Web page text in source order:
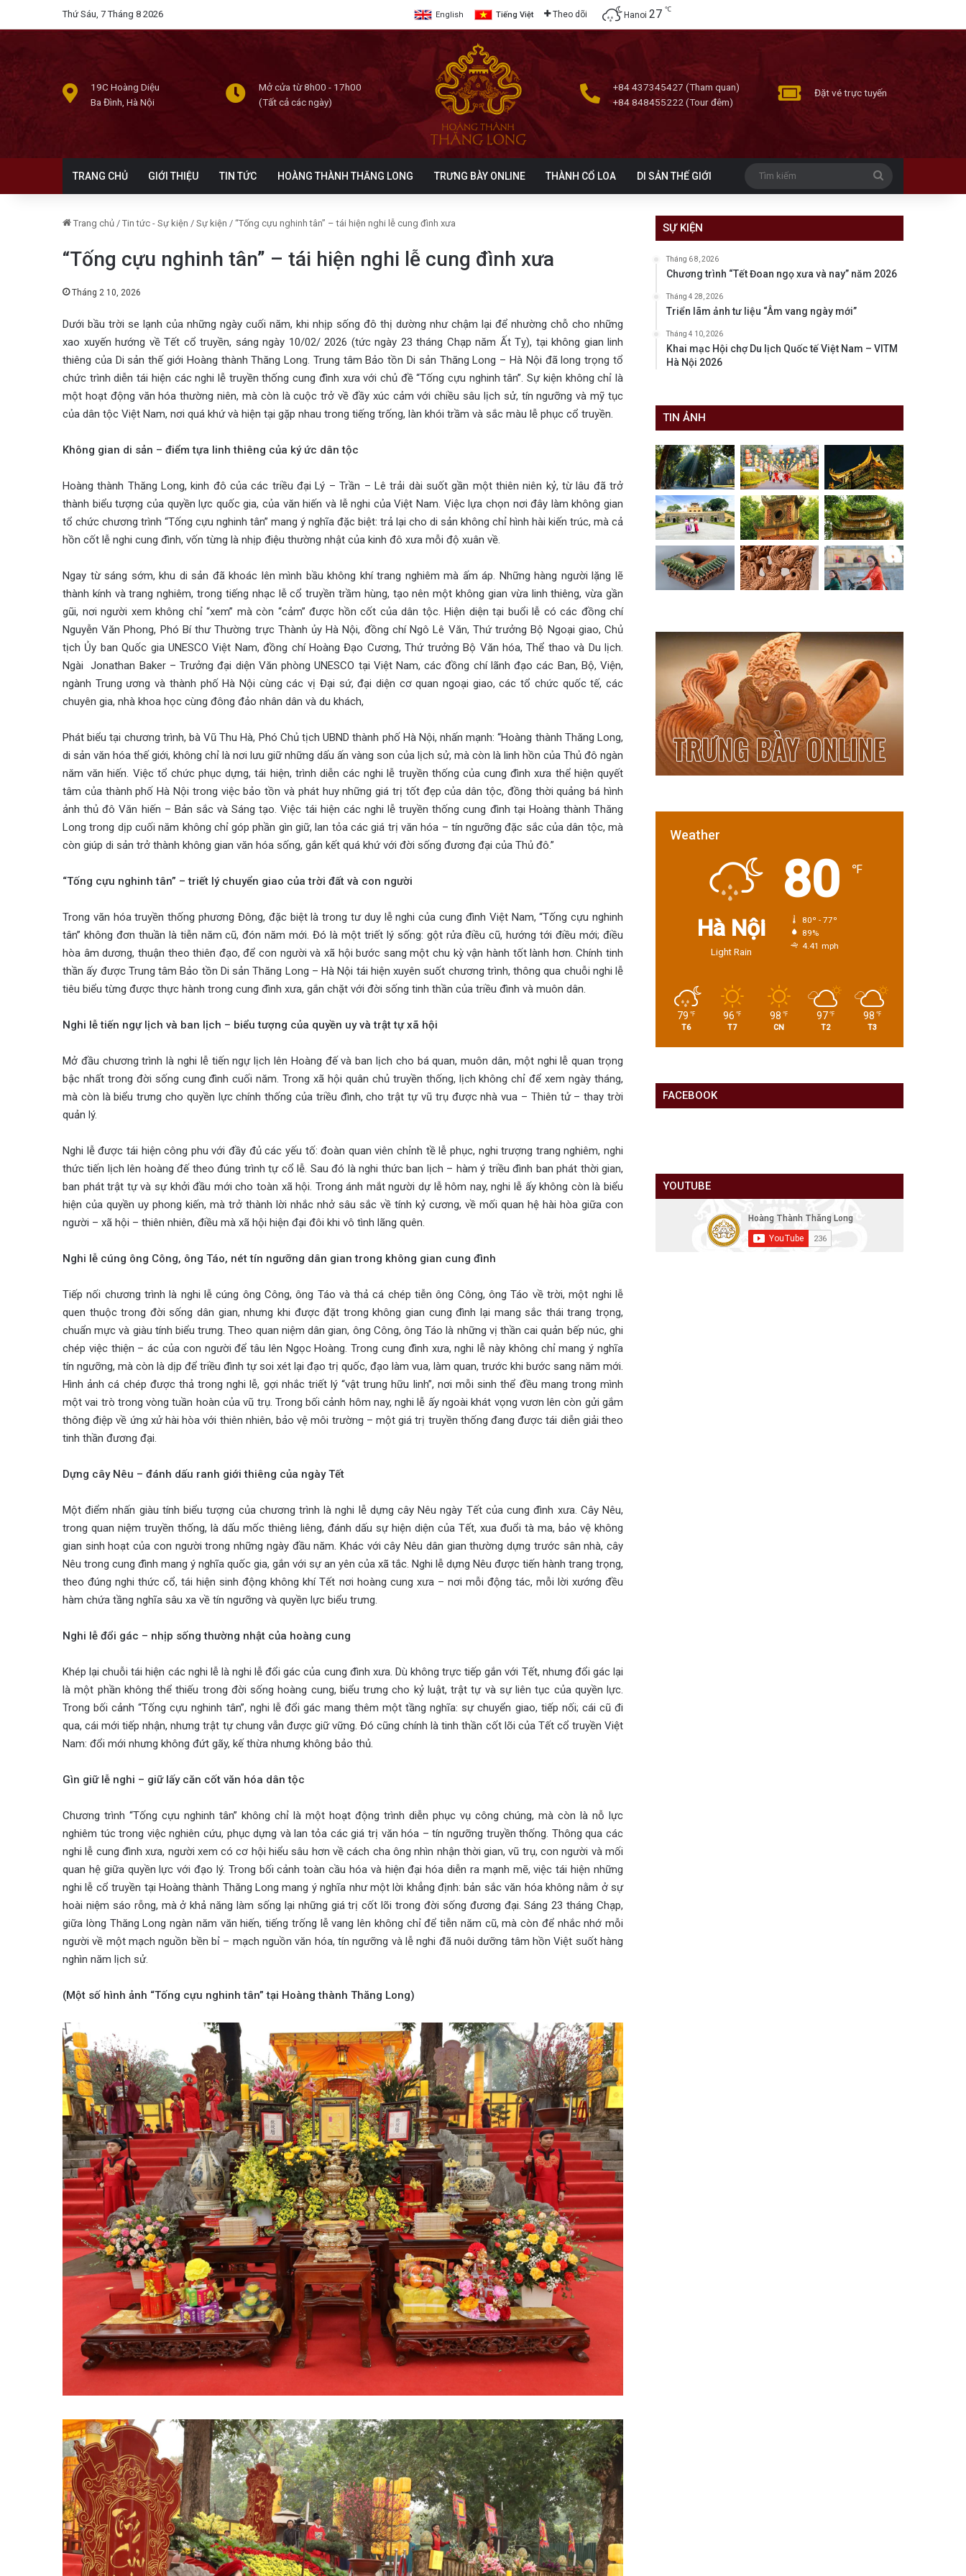
Thứ Sáu, 7 Tháng 8 2026 English Tiếng Việt Theo dõi Hanoi 27 ℃
19C Hoàng Diệu
Ba Đình, Hà Nội
Mở cửa từ 8h00 - 17h00
(Tất cả các ngày)
+84 437345427 (Tham quan)
+84 848455222 (Tour đêm)
Đặt vé trực tuyến
TRANG CHỦ GIỚI THIỆU TIN TỨC HOÀNG THÀNH THĂNG LONG TRƯNG BÀY ONLINE THÀNH CỔ LOA DI SẢN THẾ GIỚI
Trang chủ / Tin tức - Sự kiện / Sự kiện / “Tống cựu nghinh tân” – tái hiện nghi lễ cung đình xưa
“Tống cựu nghinh tân” – tái hiện nghi lễ cung đình xưa
Tháng 2 10, 2026
Dưới bầu trời se lạnh của những ngày cuối năm, khi nhịp sống đô thị dường như chậm lại để nhường chỗ cho những
xao xuyến hướng về Tết cổ truyền, sáng ngày 10/02/ 2026 (tức ngày 23 tháng Chạp năm Ất Tỵ), tại không gian linh
thiêng của Di sản thế giới Hoàng thành Thăng Long. Trung tâm Bảo tồn Di sản Thăng Long – Hà Nội đã long trọng tổ
chức trình diễn tái hiện các nghi lễ truyền thống cung đình xưa với chủ đề “Tống cựu nghinh tân”. Sự kiện không chỉ là
một hoạt động văn hóa thường niên, mà còn là cuộc trở về đầy xúc cảm với chiều sâu lịch sử, tín ngưỡng và mỹ tục
của dân tộc Việt Nam, nơi quá khứ và hiện tại gặp nhau trong tiếng trống, làn khói trầm và sắc màu lễ phục cổ truyền.
Không gian di sản – điểm tựa linh thiêng của ký ức dân tộc
Hoàng thành Thăng Long, kinh đô của các triều đại Lý – Trần – Lê trải dài suốt gần một thiên niên kỷ, từ lâu đã trở
thành biểu tượng của quyền lực quốc gia, của văn hiến và lễ nghi của Việt Nam. Việc lựa chọn nơi đây làm không gian
tổ chức chương trình “Tống cựu nghinh tân” mang ý nghĩa đặc biệt: trả lại cho di sản không chỉ hình hài kiến trúc, mà cả
hồn cốt lễ nghi cung đình, vốn từng là nhịp điệu thường nhật của kinh đô xưa mỗi độ xuân về.
Ngay từ sáng sớm, khu di sản đã khoác lên mình bầu không khí trang nghiêm mà ấm áp. Những hàng người lặng lẽ
thành kính và trang nghiêm, trong tiếng nhạc lễ cổ truyền trầm hùng, tạo nên một không gian vừa linh thiêng, vừa gần
gũi, nơi người xem không chỉ “xem” mà còn “cảm” được hồn cốt của dân tộc. Hiện diện tại buổi lễ có các đồng chí
Nguyễn Văn Phong, Phó Bí thư Thường trực Thành ủy Hà Nội, đồng chí Ngô Lê Văn, Thứ trưởng Bộ Ngoại giao, Chủ
tịch Ủy ban Quốc gia UNESCO Việt Nam, đồng chí Hoàng Đạo Cương, Thứ trưởng Bộ Văn hóa, Thể thao và Du lịch.
Ngài Jonathan Baker – Trưởng đại diện Văn phòng UNESCO tại Việt Nam, các đồng chí lãnh đạo các Ban, Bộ, Viện,
ngành Trung ương và thành phố Hà Nội cùng các vị Đại sứ, đại diện cơ quan ngoại giao, các tổ chức quốc tế, các
chuyên gia, nhà khoa học cùng đông đảo nhân dân và du khách,
Phát biểu tại chương trình, bà Vũ Thu Hà, Phó Chủ tịch UBND thành phố Hà Nội, nhấn mạnh: “Hoàng thành Thăng Long,
di sản văn hóa thế giới, không chỉ là nơi lưu giữ những dấu ấn vàng son của lịch sử, mà còn là linh hồn của Thủ đô ngàn
năm văn hiến. Việc tổ chức phục dựng, tái hiện, trình diễn các nghi lễ truyền thống của cung đình xưa thể hiện quyết
tâm của thành phố Hà Nội trong việc bảo tồn và phát huy những giá trị tốt đẹp của dân tộc, đồng thời quảng bá hình
ảnh thủ đô Văn hiến – Bản sắc và Sáng tạo. Việc tái hiện các nghi lễ truyền thống cung đình tại Hoàng thành Thăng
Long trong dịp cuối năm không chỉ góp phần gìn giữ, lan tỏa các giá trị văn hóa – tín ngưỡng đặc sắc của dân tộc, mà
còn giúp di sản trở thành không gian văn hóa sống, gắn kết quá khứ với đời sống đương đại của Thủ đô.”
“Tống cựu nghinh tân” – triết lý chuyển giao của trời đất và con người
Trong văn hóa truyền thống phương Đông, đặc biệt là trong tư duy lễ nghi của cung đình Việt Nam, “Tống cựu nghinh
tân” không đơn thuần là tiễn năm cũ, đón năm mới. Đó là một triết lý sống: gột rửa điều cũ, hướng tới điều mới; điều
hòa âm dương, thuận theo thiên đạo, để con người và xã hội bước sang một chu kỳ vận hành tốt lành hơn. Chính tinh
thần ấy được Trung tâm Bảo tồn Di sản Thăng Long – Hà Nội tái hiện xuyên suốt chương trình, thông qua chuỗi nghi lễ
tiêu biểu từng được thực hành trong cung đình xưa, gắn chặt với đời sống tinh thần của triều đình và muôn dân.
Nghi lễ tiến ngự lịch và ban lịch – biểu tượng của quyền uy và trật tự xã hội
Mở đầu chương trình là nghi lễ tiến ngự lịch lên Hoàng đế và ban lịch cho bá quan, muôn dân, một nghi lễ quan trọng
bậc nhất trong đời sống cung đình cuối năm. Trong xã hội quân chủ truyền thống, lịch không chỉ để xem ngày tháng,
mà còn là biểu trưng cho quyền lực chính thống của triều đình, cho trật tự vũ trụ được nhà vua – Thiên tử – thay trời
quản lý.
Nghi lễ được tái hiện công phu với đầy đủ các yếu tố: đoàn quan viên chỉnh tề lễ phục, nghi trượng trang nghiêm, nghi
thức tiến lịch lên hoàng đế theo đúng trình tự cổ lễ. Sau đó là nghi thức ban lịch – hàm ý triều đình ban phát thời gian,
ban phát trật tự và sự khởi đầu mới cho toàn xã hội. Trong ánh mắt người dự lễ hôm nay, nghi lễ ấy không còn là biểu
hiện của quyền uy phong kiến, mà trở thành lời nhắc nhở sâu sắc về tính kỷ cương, về mối quan hệ hài hòa giữa con
người – xã hội – thiên nhiên, điều mà xã hội hiện đại đôi khi vô tình lãng quên.
Nghi lễ cúng ông Công, ông Táo, nét tín ngưỡng dân gian trong không gian cung đình
Tiếp nối chương trình là nghi lễ cúng ông Công, ông Táo và thả cá chép tiễn ông Công, ông Táo về trời, một nghi lễ
quen thuộc trong đời sống dân gian, nhưng khi được đặt trong không gian cung đình lại mang sắc thái trang trọng,
chuẩn mực và giàu tính biểu trưng. Theo quan niệm dân gian, ông Công, ông Táo là những vị thần cai quản bếp núc, ghi
chép việc thiện – ác của con người để tâu lên Ngọc Hoàng. Trong cung đình xưa, nghi lễ này không chỉ mang ý nghĩa
tín ngưỡng, mà còn là dịp để triều đình tự soi xét lại đạo trị quốc, đạo làm vua, làm quan, trước khi bước sang năm mới.
Hình ảnh cá chép được thả trong nghi lễ, gợi nhắc triết lý “vật trung hữu linh”, nơi mỗi sinh thể đều mang trong mình
một vai trò trong vòng tuần hoàn của vũ trụ. Trong bối cảnh hôm nay, nghi lễ ấy ngoài khát vọng vươn lên còn gửi gắm
thông điệp về ứng xử hài hòa với thiên nhiên, bảo vệ môi trường – một giá trị truyền thống đang được tái diễn giải theo
tinh thần đương đại.
Dựng cây Nêu – đánh dấu ranh giới thiêng của ngày Tết
Một điểm nhấn giàu tính biểu tượng của chương trình là nghi lễ dựng cây Nêu ngày Tết của cung đình xưa. Cây Nêu,
trong quan niệm truyền thống, là dấu mốc thiêng liêng, đánh dấu sự hiện diện của Tết, xua đuổi tà ma, bảo vệ không
gian sinh hoạt của con người trong những ngày đầu năm. Khác với cây Nêu dân gian thường dựng trước sân nhà, cây
Nêu trong cung đình mang ý nghĩa quốc gia, gắn với sự an yên của xã tắc. Nghi lễ dựng Nêu được tiến hành trang trọng,
theo đúng nghi thức cổ, tái hiện sinh động không khí Tết nơi hoàng cung xưa – nơi mỗi động tác, mỗi lời xướng đều
hàm chứa tầng nghĩa sâu xa về tín ngưỡng và quyền lực biểu trưng.
Nghi lễ đổi gác – nhịp sống thường nhật của hoàng cung
Khép lại chuỗi tái hiện các nghi lễ là nghi lễ đổi gác của cung đình xưa. Dù không trực tiếp gắn với Tết, nhưng đổi gác lại
là một phần không thể thiếu trong đời sống hoàng cung, biểu trưng cho kỷ luật, trật tự và sự liên tục của quyền lực.
Trong bối cảnh “Tống cựu nghinh tân”, nghi lễ đổi gác mang thêm một tầng nghĩa: sự chuyển giao, tiếp nối; cái cũ đi
qua, cái mới tiếp nhận, nhưng trật tự chung vẫn được giữ vững. Đó cũng chính là tinh thần cốt lõi của Tết cổ truyền Việt
Nam: đổi mới nhưng không đứt gãy, kế thừa nhưng không bảo thủ.
Gìn giữ lễ nghi – giữ lấy căn cốt văn hóa dân tộc
Chương trình “Tống cựu nghinh tân” không chỉ là một hoạt động trình diễn phục vụ công chúng, mà còn là nỗ lực
nghiêm túc trong việc nghiên cứu, phục dựng và lan tỏa các giá trị văn hóa – tín ngưỡng truyền thống. Thông qua các
nghi lễ cung đình xưa, người xem có cơ hội hiểu sâu hơn về cách cha ông nhìn nhận thời gian, vũ trụ, con người và mối
quan hệ giữa quyền lực với đạo lý. Trong bối cảnh toàn cầu hóa và hiện đại hóa diễn ra mạnh mẽ, việc tái hiện những
nghi lễ cổ truyền tại Hoàng thành Thăng Long mang ý nghĩa như một lời khẳng định: bản sắc văn hóa không nằm ở sự
hoài niệm sáo rỗng, mà ở khả năng làm sống lại những giá trị cốt lõi trong đời sống đương đại. Sáng 23 tháng Chạp,
giữa lòng Thăng Long ngàn năm văn hiến, tiếng trống lễ vang lên không chỉ để tiễn năm cũ, mà còn để nhắc nhớ mỗi
người về một mạch nguồn bền bỉ – mạch nguồn văn hóa, tín ngưỡng và lễ nghi đã nuôi dưỡng tâm hồn Việt suốt hàng
nghìn năm lịch sử.
(Một số hình ảnh “Tống cựu nghinh tân” tại Hoàng thành Thăng Long)
SỰ KIỆN
Tháng 6 8, 2026
Chương trình “Tết Đoan ngọ xưa và nay” năm 2026
Tháng 4 28, 2026
Triển lãm ảnh tư liệu “Âm vang ngày mới”
Tháng 4 10, 2026
Khai mạc Hội chợ Du lịch Quốc tế Việt Nam – VITM
Hà Nội 2026
TIN ẢNH
Weather
Hà Nội
Light Rain
80 ℉
80º - 77º
89%
4.41 mph
79 ℉
T6
96 ℉
T7
98 ℉
CN
97 ℉
T2
98 ℉
T3
FACEBOOK
YOUTUBE